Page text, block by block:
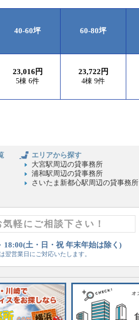
40-60坪 60-80坪
23,016円
5棟 6件
23,722円
4棟 9件
エリアから探す
大宮駅周辺の貸事務所
浦和駅周辺の貸事務所
さいたま新都心駅周辺の貸事務所
気軽にご相談下さい！
18:00(土・日・祝 年末年始は除く)
営業日にご対応いたします。